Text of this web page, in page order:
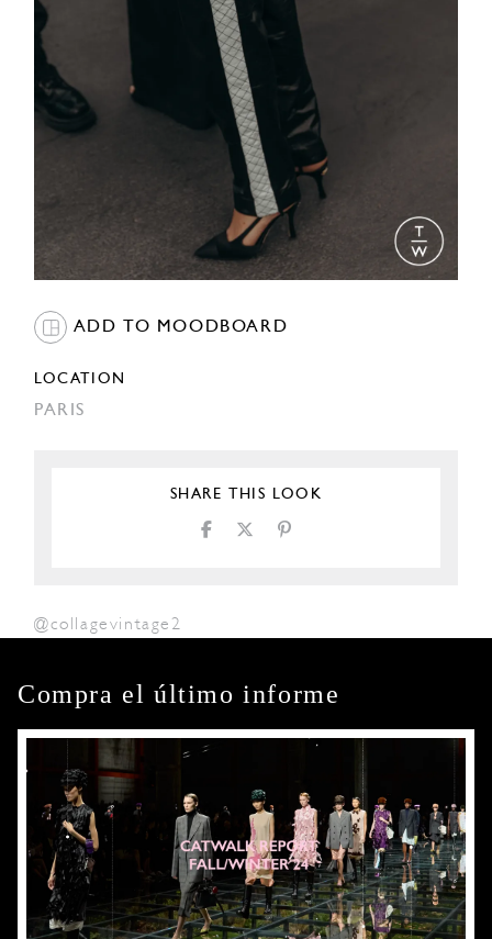
ADD TO MOODBOARD
LOCATION
PARIS
SHARE THIS LOOK
@collagevintage2
Compra el último informe